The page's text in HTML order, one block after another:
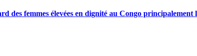
des femmes élevées en dignité au Congo